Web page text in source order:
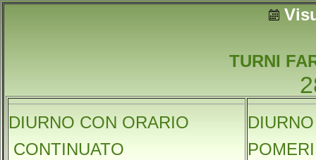
TURNI
DIURNO CON ORARIO
CONTINUATO